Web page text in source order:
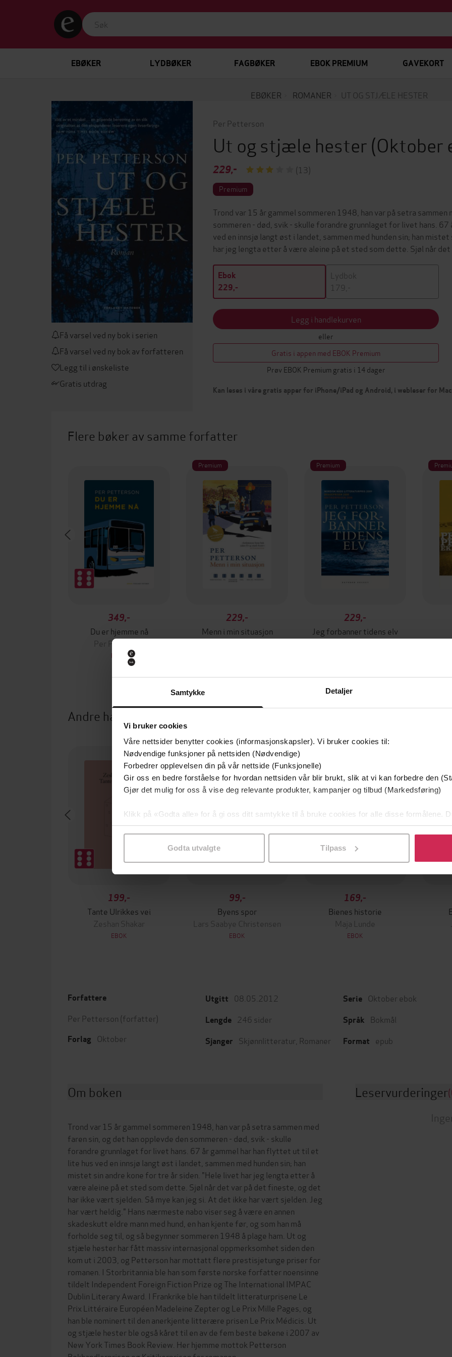
Samtykke Detaljer
Vi bruker cookies
Våre nettsider benytter cookies (informasjonskapsler). Vi bruker cookies til:
Nødvendige funksjoner på nettsiden (Nødvendige)
Forbedrer opplevelsen din på vår nettside (Funksjonelle)
Gir oss en bedre forståelse for hvordan nettsiden vår blir brukt, slik at vi kan forbedre den
Gjør det mulig for oss å vise deg relevante produkter, kampanjer og tilbud (Markedsføring)
Klikk på «Godta alle» for å gi oss ditt samtykke til å bruke cookies for alle disse formålene.
samtykke til spesifikke formål ved å klikke på «Tilpass». Du kan når som helst trekke
Godta utvalgte Tilpass
EBØKER LYDBØKER FAGBØKER EBOK PREMIUM GAVEKORT
EBØKER ROMANER UT OG STJÆLE HESTER
Få varsel ved ny bok i serien
Få varsel ved ny bok av forfatteren
Legg til i ønskeliste
Gratis utdrag
Per Petterson
Ut og stjæle hester(Oktober
229,- (13)
Premium
Trond var 15 år gammel sommeren 1948, han var på setra
sommeren - død, svik - skulle forandre grunnlaget for livet hans.
ved en innsjø langt øst i landet, sammen med hunden sin; han
har jeg lengta etter å være aleine på et sted som dette. Sjøl når det
Ebok
229,-
Lydbok
179,-
Legg i handlekurven
eller
Gratis i appen med EBOK Premium
Prøv EBOK Premium gratis i 14 dager
Kan leses i våre gratis apper for iPhone/iPad og Android, i webleser for
Flere bøker av samme forfatter
349,-
Du er hjemme nå
Per Petterson
EBOK
Premium
229,-
Menn i min situasjon
Premium
229,-
Jeg forbanner tidens elv
Andre har også kjøpt
199,-
Tante Ulrikkes vei
Zeshan Shakar
EBOK
99,-
Byens spor
Lars Saabye Christensen
EBOK
Premium
169,-
Bienes historie
Maja Lunde
EBOK
Forfattere
Per Petterson (forfatter)
Forlag Oktober
Utgitt 08.05.2012
Lengde 246 sider
Sjanger Skjønnlitteratur Romaner
Serie Oktober ebok
Språk Bokmål
Format epub
Om boken
Trond var 15 år gammel sommeren 1948, han var på setra sammen med
faren sin, og det han opplevde den sommeren - død, svik - skulle
forandre grunnlaget for livet hans. 67 år gammel har han flyttet ut til et
lite hus ved en innsjø langt øst i landet, sammen med hunden sin; han
mistet sin andre kone for tre år siden. "Hele livet har jeg lengta etter å
være aleine på et sted som dette. Sjøl når det var på det fineste, og det
har ikke vært sjelden. Så mye kan jeg si. At det ikke har vært sjelden. Jeg
har vært heldig." Hans nærmeste nabo viser seg å være en annen
skadeskutt eldre mann med hund, en han kjente før, og som han må
forholde seg til, og så begynner sommeren 1948 å plage ham. Ut og
stjæle hester har fått massiv internasjonal oppmerksomhet siden den
kom ut i 2003, og Petterson har mottatt flere prestisjetunge priser for
romanen. I Storbritannia ble han som første norske forfatter noensinne
tildelt Independent Foreign Fiction Prize og The International IMPAC
Dublin Literary Award. I Frankrike ble han tildelt litteraturprisene Le
Prix Littéraire Européen Madeleine Zepter og Le Prix Mille Pages, og
han ble nominert til den anerkjente litterære prisen Le Prix Médicis. Ut
og stjæle hester ble også kåret til en av de fem beste bøkene i 2007 av
New York Times Book Review. Her hjemme mottok Petterson
Leservurderinger